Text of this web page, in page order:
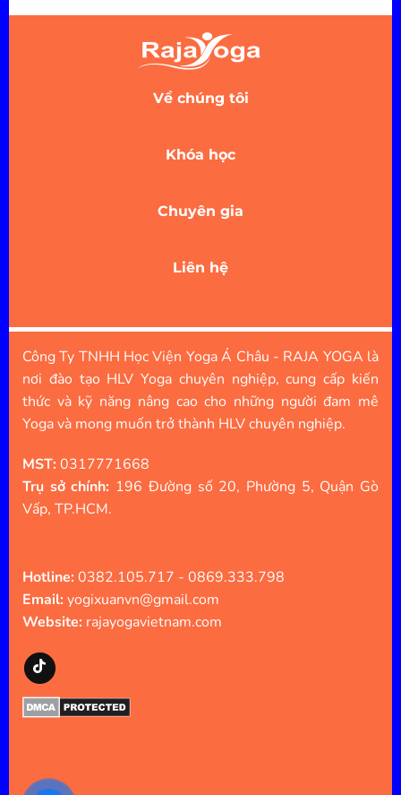
Về chúng tôi
Khóa học
Chuyên gia
Liên hệ
Công Ty TNHH Học Viện Yoga Á Châu - RAJA YOGA là
nơi đào tạo HLV Yoga chuyên nghiệp, cung cấp kiến
thức và kỹ năng nâng cao cho những người đam mê
Yoga và mong muốn trở thành HLV chuyên nghiệp.
MST:0317771668
Trụ sở chính: 196 Đường số 20, Phường 5, Quận Gò
Vấp, TP.HCM.
Hotline:0382.105.717 - 0869.333.798
Email:yogixuanvn@gmail.com
Website: rajayogavietnam.com